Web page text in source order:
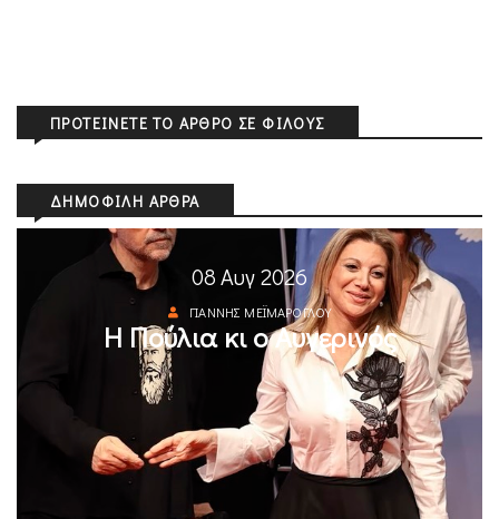
ΠΡΟΤΕΊΝΕΤΕ ΤΟ ΆΡΘΡΟ ΣΕ ΦΊΛΟΥΣ
ΔΗΜΟΦΙΛΉ ΆΡΘΡΑ
08 Αυγ 2026
ΓΙΆΝΝΗΣ ΜΕΪΜΆΡΟΓΛΟΥ
Η Πούλια κι ο Αυγερινός